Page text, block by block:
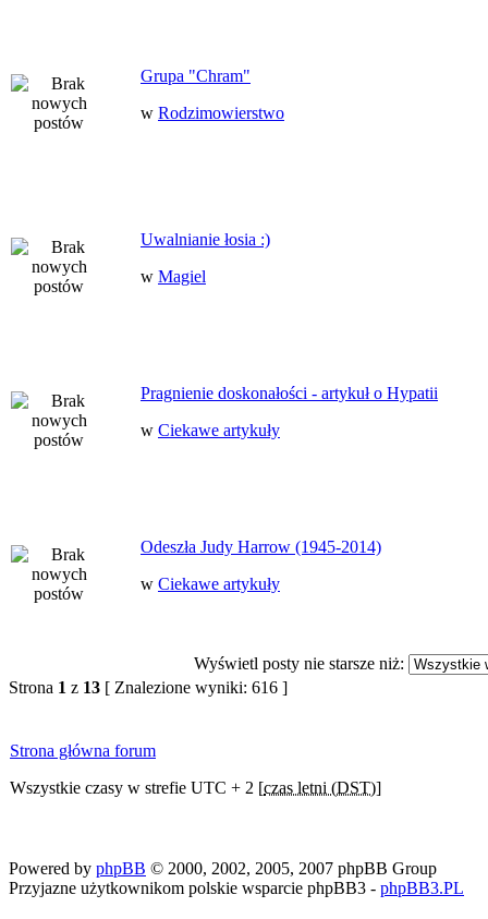
Grupa "Chram"
w Rodzimowierstwo
Uwalnianie łosia :)
w Magiel
Pragnienie doskonałości - artykuł o Hypatii
w Ciekawe artykuły
Odeszła Judy Harrow (1945-2014)
w Ciekawe artykuły
Wyświetl posty nie starsze niż:
Strona 1 z 13 [ Znalezione wyniki: 616 ]
Strona główna forum
Wszystkie czasy w strefie UTC + 2 [czas letni (DST)]
Powered by phpBB © 2000, 2002, 2005, 2007 phpBB Group
Przyjazne użytkownikom polskie wsparcie phpBB3 - phpBB3.PL